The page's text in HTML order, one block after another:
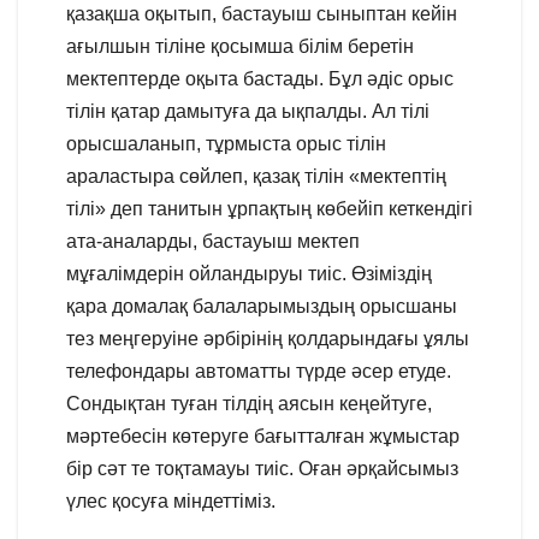
қазақша оқытып, бастауыш сыныптан кейін
ағылшын тіліне қосымша білім беретін
мектептерде оқыта бастады. Бұл әдіс орыс
тілін қатар дамытуға да ықпалды. Ал тілі
орысшаланып, тұрмыста орыс тілін
араластыра сөйлеп, қазақ тілін «мектептің
тілі» деп танитын ұрпақтың көбейіп кеткендігі
ата-аналарды, бастауыш мектеп
мұғалімдерін ойландыруы тиіс. Өзіміздің
қара домалақ балаларымыздың орысшаны
тез меңгеруіне әрбірінің қолдарындағы ұялы
телефондары автоматты түрде әсер етуде.
Сондықтан туған тілдің аясын кеңейтуге,
мәртебесін көтеруге бағытталған жұмыстар
бір сәт те тоқтамауы тиіс. Оған әрқайсымыз
үлес қосуға міндеттіміз.